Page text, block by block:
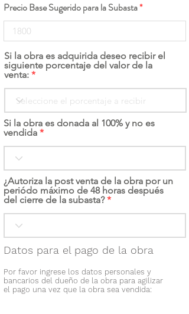
Precio Base Sugerido para la Subasta
Si la obra es adquirida deseo recibir el
siguiente porcentaje del valor de la
venta:
Si la obra es donada al 100% y no es
vendida
¿Autoriza la post venta de la obra por un
periódo máximo de 48 horas después
del cierre de la subasta?
Datos para el pago de la obra
Por favor ingrese los datos personales y
bancarios del dueño de la obra para agilizar
el pago una vez que la obra sea vendida: